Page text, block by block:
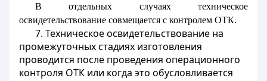
В отдельных случаях техническое
освидетельствование совмещается с контролем ОТК.
7. Техническое освидетельствование на
промежуточных стадиях изготовления
проводится после проведения операционного
контроля ОТК или когда это обусловливается